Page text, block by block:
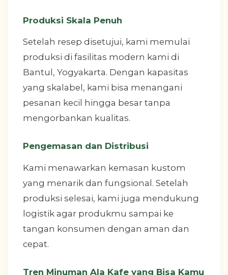
Produksi Skala Penuh
Setelah resep disetujui, kami memulai
produksi di fasilitas modern kami di
Bantul, Yogyakarta. Dengan kapasitas
yang skalabel, kami bisa menangani
pesanan kecil hingga besar tanpa
mengorbankan kualitas.
Pengemasan dan Distribusi
Kami menawarkan kemasan kustom
yang menarik dan fungsional. Setelah
produksi selesai, kami juga mendukung
logistik agar produkmu sampai ke
tangan konsumen dengan aman dan
cepat.
Tren Minuman Ala Kafe yang Bisa Kamu